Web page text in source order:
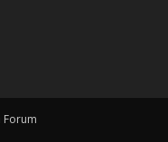
Forum